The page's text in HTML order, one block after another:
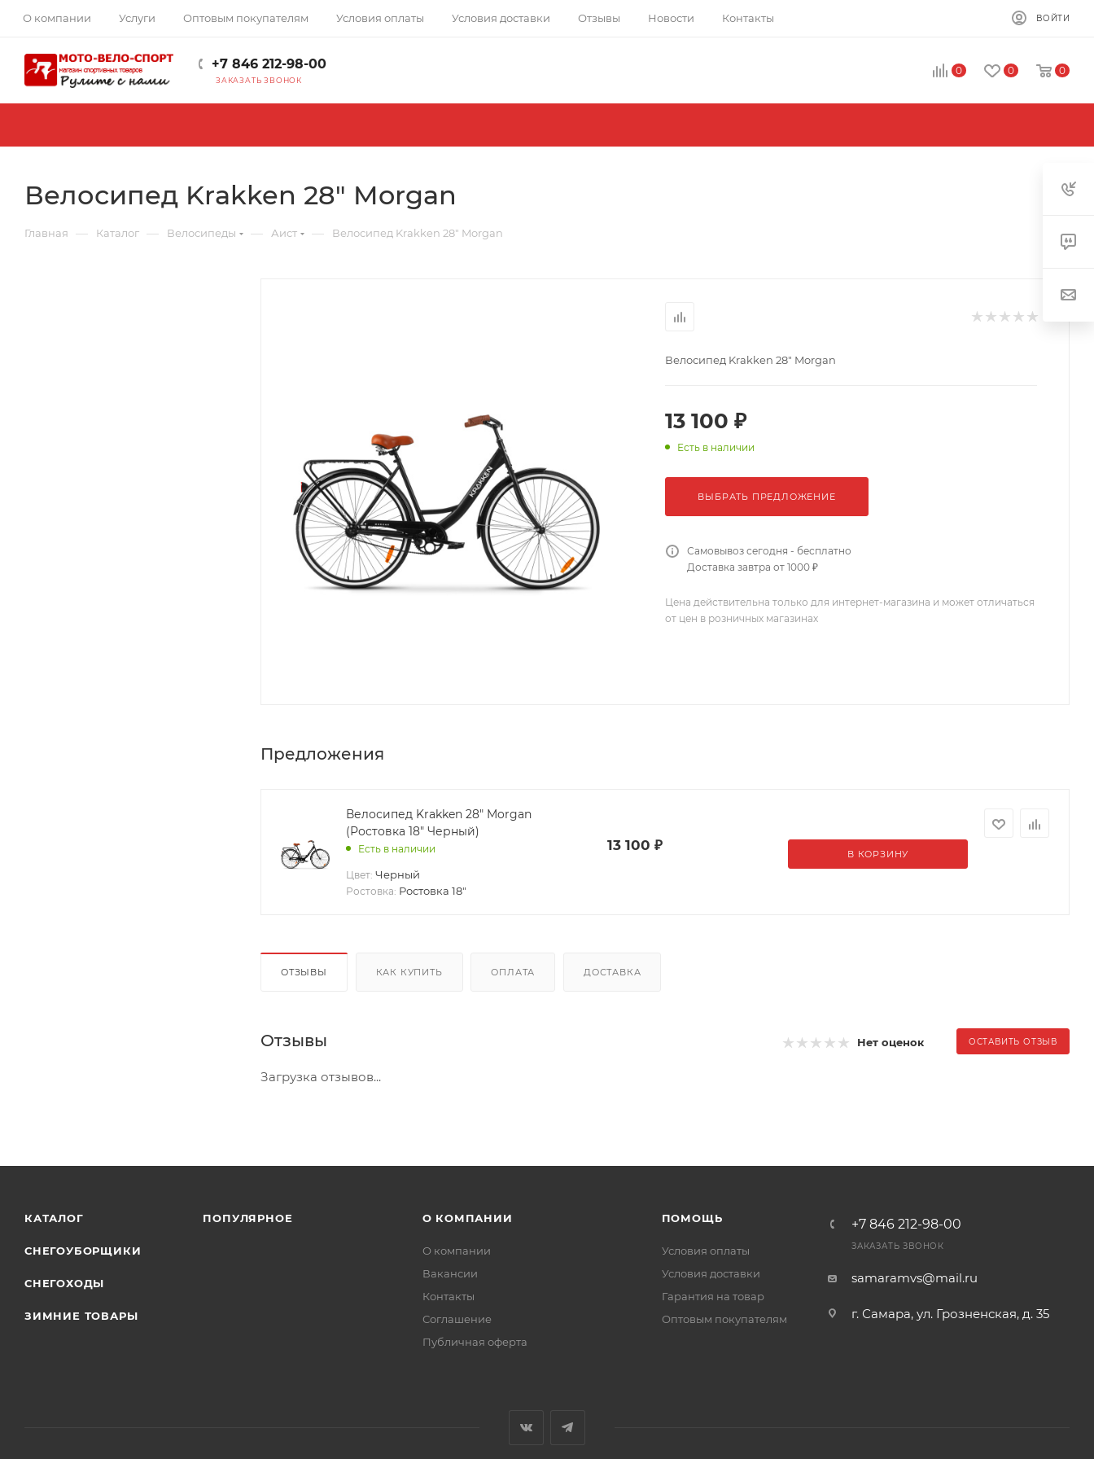
О компании Услуги Оптовым покупателям Условия оплаты Условия доставки Отзывы Новости Контакты ВОЙТИ
+7 846 212-98-00
ЗАКАЗАТЬ ЗВОНОК
0 0 0
Велосипед Krakken 28" Morgan
Главная — Каталог — Велосипеды — Аист — Велосипед Krakken 28" Morgan
Велосипед Krakken 28" Morgan
13 100 ₽
Есть в наличии
ВЫБРАТЬ ПРЕДЛОЖЕНИЕ
Самовывоз сегодня - бесплатно
Доставка завтра от 1000 ₽
Цена действительна только для интернет-магазина и может отличаться
от цен в розничных магазинах
Предложения
Велосипед Krakken 28" Morgan
(Ростовка 18" Черный)
Есть в наличии
Цвет: Черный
Ростовка: Ростовка 18"
13 100 ₽
В КОРЗИНУ
ОТЗЫВЫ КАК КУПИТЬ ОПЛАТА ДОСТАВКА
Отзывы Нет оценок ОСТАВИТЬ ОТЗЫВ
Загрузка отзывов...
КАТАЛОГ
СНЕГОУБОРЩИКИ
СНЕГОХОДЫ
ЗИМНИЕ ТОВАРЫ
ПОПУЛЯРНОЕ О КОМПАНИИ
О компании
Вакансии
Контакты
Соглашение
Публичная оферта
ПОМОЩЬ
Условия оплаты
Условия доставки
Гарантия на товар
Оптовым покупателям
+7 846 212-98-00
ЗАКАЗАТЬ ЗВОНОК
samaramvs@mail.ru
г. Самара, ул. Грозненская, д. 35